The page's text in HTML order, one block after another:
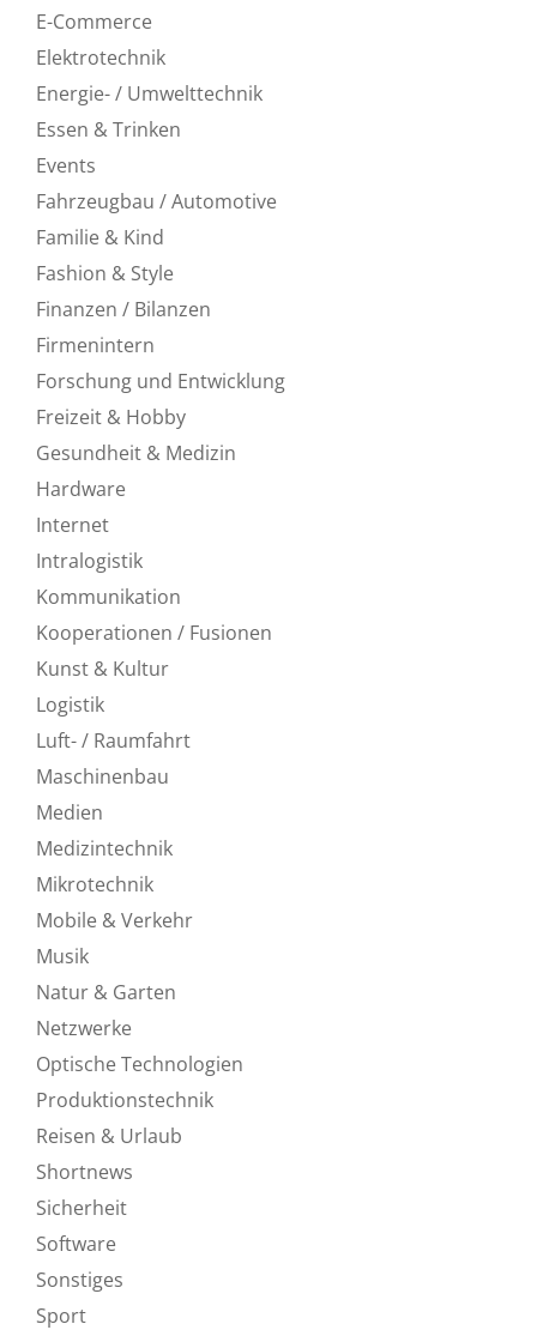
E-Commerce
Elektrotechnik
Energie- / Umwelttechnik
Essen & Trinken
Events
Fahrzeugbau / Automotive
Familie & Kind
Fashion & Style
Finanzen / Bilanzen
Firmenintern
Forschung und Entwicklung
Freizeit & Hobby
Gesundheit & Medizin
Hardware
Internet
Intralogistik
Kommunikation
Kooperationen / Fusionen
Kunst & Kultur
Logistik
Luft- / Raumfahrt
Maschinenbau
Medien
Medizintechnik
Mikrotechnik
Mobile & Verkehr
Musik
Natur & Garten
Netzwerke
Optische Technologien
Produktionstechnik
Reisen & Urlaub
Shortnews
Sicherheit
Software
Sonstiges
Sport